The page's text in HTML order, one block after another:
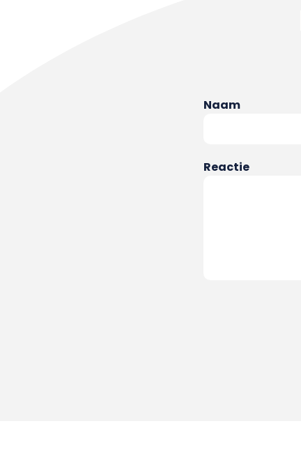
Naam
Reactie